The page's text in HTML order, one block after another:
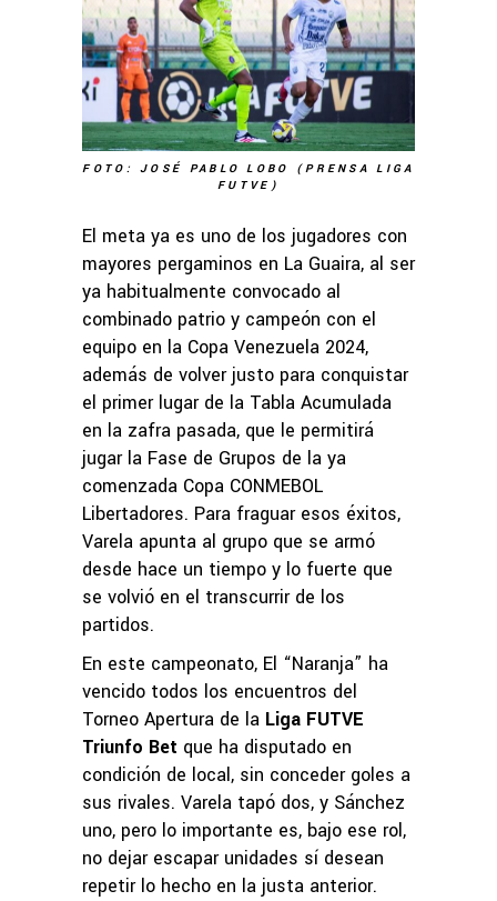
FOTO: JOSÉ PABLO LOBO (PRENSA LIGA
FUTVE)
El meta ya es uno de los jugadores con
mayores pergaminos en La Guaira, al ser
ya habitualmente convocado al
combinado patrio y campeón con el
equipo en la Copa Venezuela 2024,
además de volver justo para conquistar
el primer lugar de la Tabla Acumulada
en la zafra pasada, que le permitirá
jugar la Fase de Grupos de la ya
comenzada Copa CONMEBOL
Libertadores. Para fraguar esos éxitos,
Varela apunta al grupo que se armó
desde hace un tiempo y lo fuerte que
se volvió en el transcurrir de los
partidos.
En este campeonato, El “Naranja” ha
vencido todos los encuentros del
Torneo Apertura de la Liga FUTVE
Triunfo Bet que ha disputado en
condición de local, sin conceder goles a
sus rivales. Varela tapó dos, y Sánchez
uno, pero lo importante es, bajo ese rol,
no dejar escapar unidades sí desean
repetir lo hecho en la justa anterior.